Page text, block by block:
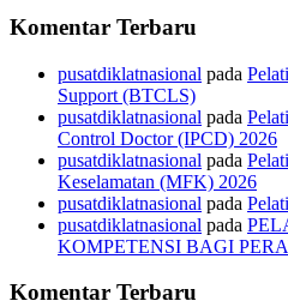
Komentar Terbaru
pusatdiklatnasional pada
Support (BTCLS)
pusatdiklatnasional pada
Control Doctor (IPCD) 2026
pusatdiklatnasional pada
Keselamatan (MFK) 2026
pusatdiklatnasional pada
pusatdiklatnasional pada
KOMPETENSI BAGI
Komentar Terbaru